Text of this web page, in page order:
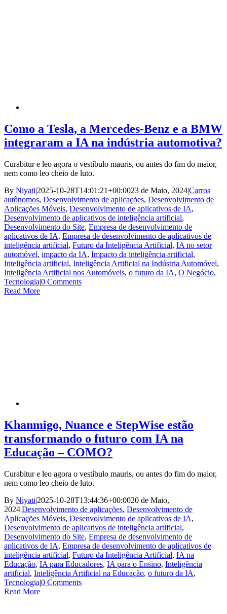
Como a Tesla, a Mercedes-Benz e a BMW
integraram a IA na indústria automotiva?
Curabitur e leo agora o vestíbulo mauris, ou antes do fim do maior,
nem como leo cheio de luto.
By Niyati|2025-10-28T14:01:21+00:0023 de Maio, 2024|Carros
autônomos, Desenvolvimento de aplicações, Desenvolvimento de
Aplicações Móveis, Desenvolvimento de aplicativos de IA,
Desenvolvimento de aplicativos de inteligência artificial,
Desenvolvimento do Site, Empresa de desenvolvimento de
aplicativos de IA, Empresa de desenvolvimento de aplicativos de
inteligência artificial, Futuro da Inteligência Artificial, IA no setor
automóvel, impacto da IA, Impacto da inteligência artificial,
Inteligência artificial, Inteligência Artificial na Indústria Automóvel,
Inteligência Artificial nos Automóveis, o futuro da IA, O Negócio,
Tecnologia|0 Comments
Read More
Khanmigo, Nuance e StepWise estão
transformando o futuro com IA na
Educação – COMO?
Curabitur e leo agora o vestíbulo mauris, ou antes do fim do maior,
nem como leo cheio de luto.
By Niyati|2025-10-28T13:44:36+00:0020 de Maio,
2024|Desenvolvimento de aplicações, Desenvolvimento de
Aplicações Móveis, Desenvolvimento de aplicativos de IA,
Desenvolvimento de aplicativos de inteligência artificial,
Desenvolvimento do Site, Empresa de desenvolvimento de
aplicativos de IA, Empresa de desenvolvimento de aplicativos de
inteligência artificial, Futuro da Inteligência Artificial, IA na
Educação, IA para Educadores, IA para o Ensino, Inteligência
artificial, Inteligência Artificial na Educação, o futuro da IA,
Tecnologia|0 Comments
Read More